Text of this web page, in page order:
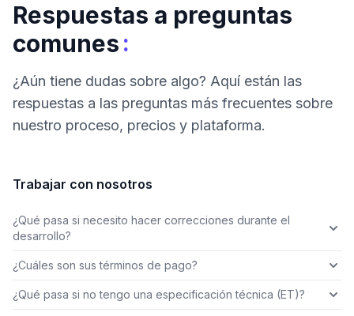
Respuestas a preguntas
comunes:
¿Aún tiene dudas sobre algo? Aquí están las
respuestas a las preguntas más frecuentes sobre
nuestro proceso, precios y plataforma.
Trabajar con nosotros
¿Qué pasa si necesito hacer correcciones durante el
desarrollo?
¿Cuáles son sus términos de pago?
¿Qué pasa si no tengo una especificación técnica (ET)?